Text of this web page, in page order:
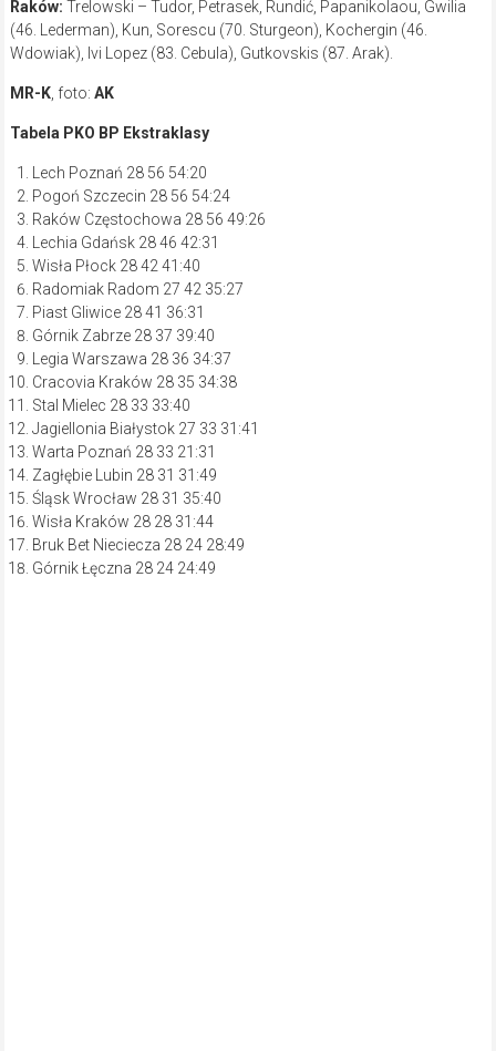
Raków: Trelowski – Tudor, Petrasek, Rundić, Papanikolaou, Gwilia
(46. Lederman), Kun, Sorescu (70. Sturgeon), Kochergin (46.
Wdowiak), Ivi Lopez (83. Cebula), Gutkovskis (87. Arak).
MR-K, foto: AK
Tabela PKO BP Ekstraklasy
Lech Poznań 28 56 54:20
Pogoń Szczecin 28 56 54:24
Raków Częstochowa 28 56 49:26
Lechia Gdańsk 28 46 42:31
Wisła Płock 28 42 41:40
Radomiak Radom 27 42 35:27
Piast Gliwice 28 41 36:31
Górnik Zabrze 28 37 39:40
Legia Warszawa 28 36 34:37
Cracovia Kraków 28 35 34:38
Stal Mielec 28 33 33:40
Jagiellonia Białystok 27 33 31:41
Warta Poznań 28 33 21:31
Zagłębie Lubin 28 31 31:49
Śląsk Wrocław 28 31 35:40
Wisła Kraków 28 28 31:44
Bruk Bet Nieciecza 28 24 28:49
Górnik Łęczna 28 24 24:49